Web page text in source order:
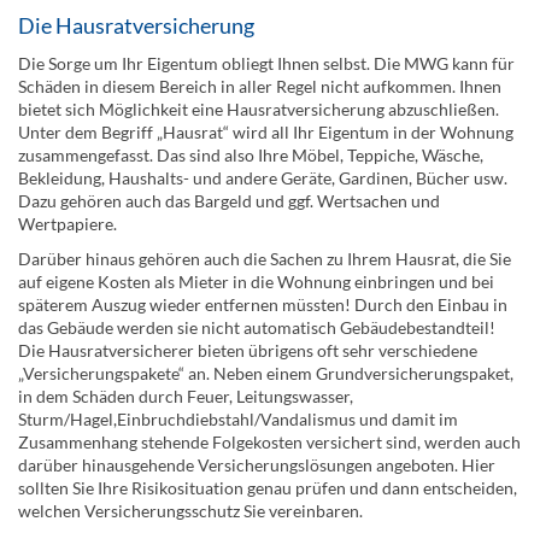
Die Hausratversicherung
Die Sorge um Ihr Eigentum obliegt Ihnen selbst. Die MWG kann für
Schäden in diesem Bereich in aller Regel nicht aufkommen. Ihnen
bietet sich Möglichkeit eine Hausratversicherung abzuschließen.
Unter dem Begriff „Hausrat“ wird all Ihr Eigentum in der Wohnung
zusammengefasst. Das sind also Ihre Möbel, Teppiche, Wäsche,
Bekleidung, Haushalts- und andere Geräte, Gardinen, Bücher usw.
Dazu gehören auch das Bargeld und ggf. Wertsachen und
Wertpapiere.
Darüber hinaus gehören auch die Sachen zu Ihrem Hausrat, die Sie
auf eigene Kosten als Mieter in die Wohnung einbringen und bei
späterem Auszug wieder entfernen müssten! Durch den Einbau in
das Gebäude werden sie nicht automatisch Gebäudebestandteil!
Die Hausratversicherer bieten übrigens oft sehr verschiedene
„Versicherungspakete“ an. Neben einem Grundversicherungspaket,
in dem Schäden durch Feuer, Leitungswasser,
Sturm/Hagel,Einbruchdiebstahl/Vandalismus und damit im
Zusammenhang stehende Folgekosten versichert sind, werden auch
darüber hinausgehende Versicherungslösungen angeboten. Hier
sollten Sie Ihre Risikosituation genau prüfen und dann entscheiden,
welchen Versicherungsschutz Sie vereinbaren.